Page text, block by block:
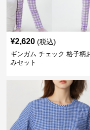
¥2,620 (税込)
ギンガム チェック 格子柄
みセット